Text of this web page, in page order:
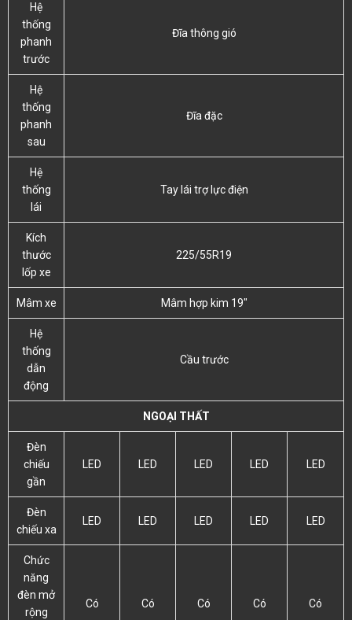
Hệ
thống
phanh
trước
Đĩa thông gió
Hệ
thống
phanh
sau
Đĩa đặc
Hệ
thống
lái
Tay lái trợ lực điện
Kích
thước
lốp xe
225/55R19
Mâm xe Mâm hợp kim 19″
Hệ
thống
dẫn
động
Cầu trước
NGOẠI THẤT
Đèn
chiếu
gần
LED LED LED LED LED
Đèn
chiếu xa
LED LED LED LED LED
Chức
năng
đèn mở
rộng
Có Có Có Có Có